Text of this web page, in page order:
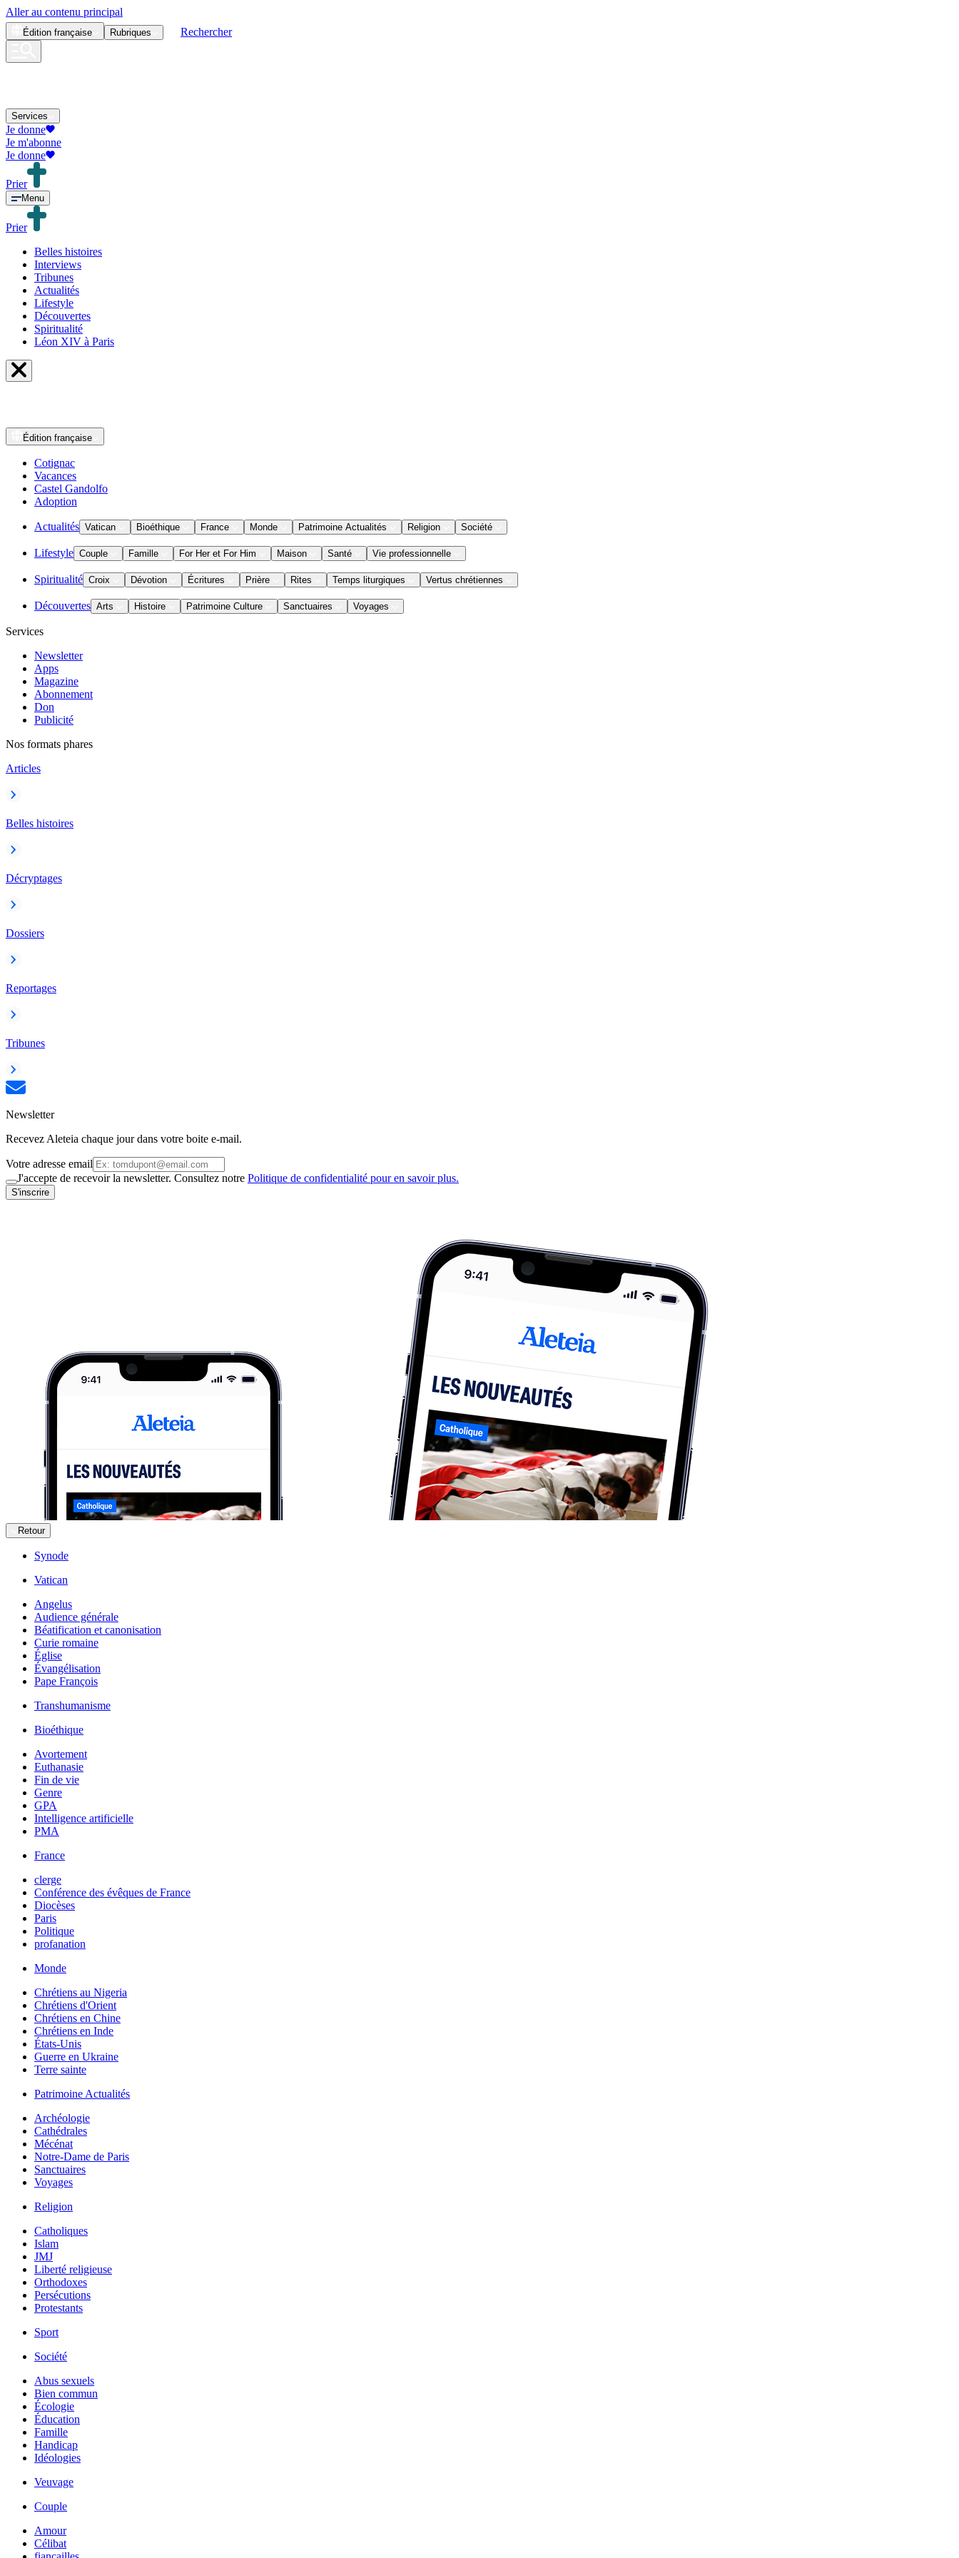
Aller au contenu principal
Édition française Rubriques Rechercher
Services
Je donne
Je m'abonne
Je donne
Prier
Menu
Prier
Belles histoires
Interviews
Tribunes
Actualités
Lifestyle
Découvertes
Spiritualité
Léon XIV à Paris
Édition française
Cotignac
Vacances
Castel Gandolfo
Adoption
Actualités Vatican Bioéthique France Monde Patrimoine Actualités Religion Société
Lifestyle Couple Famille For Her et For Him Maison Santé Vie professionnelle
Spiritualité Croix Dévotion Écritures Prière Rites Temps liturgiques Vertus chrétiennes
Découvertes Arts Histoire Patrimoine Culture Sanctuaires Voyages
Services
Newsletter
Apps
Magazine
Abonnement
Don
Publicité
Nos formats phares
Articles
Belles histoires
Décryptages
Dossiers
Reportages
Tribunes
Newsletter
Recevez Aleteia chaque jour dans votre boite e-mail.
Votre adresse email
J'accepte de recevoir la newsletter. Consultez notre Politique de confidentialité pour en savoir plus.
S'inscrire
Retour
Synode
Vatican
Angelus
Audience générale
Béatification et canonisation
Curie romaine
Église
Évangélisation
Pape François
Transhumanisme
Bioéthique
Avortement
Euthanasie
Fin de vie
Genre
GPA
Intelligence artificielle
PMA
France
clerge
Conférence des évêques de France
Diocèses
Paris
Politique
profanation
Monde
Chrétiens au Nigeria
Chrétiens d'Orient
Chrétiens en Chine
Chrétiens en Inde
États-Unis
Guerre en Ukraine
Terre sainte
Patrimoine Actualités
Archéologie
Cathédrales
Mécénat
Notre-Dame de Paris
Sanctuaires
Voyages
Religion
Catholiques
Islam
JMJ
Liberté religieuse
Orthodoxes
Persécutions
Protestants
Sport
Société
Abus sexuels
Bien commun
Écologie
Éducation
Famille
Handicap
Idéologies
Veuvage
Couple
Amour
Célibat